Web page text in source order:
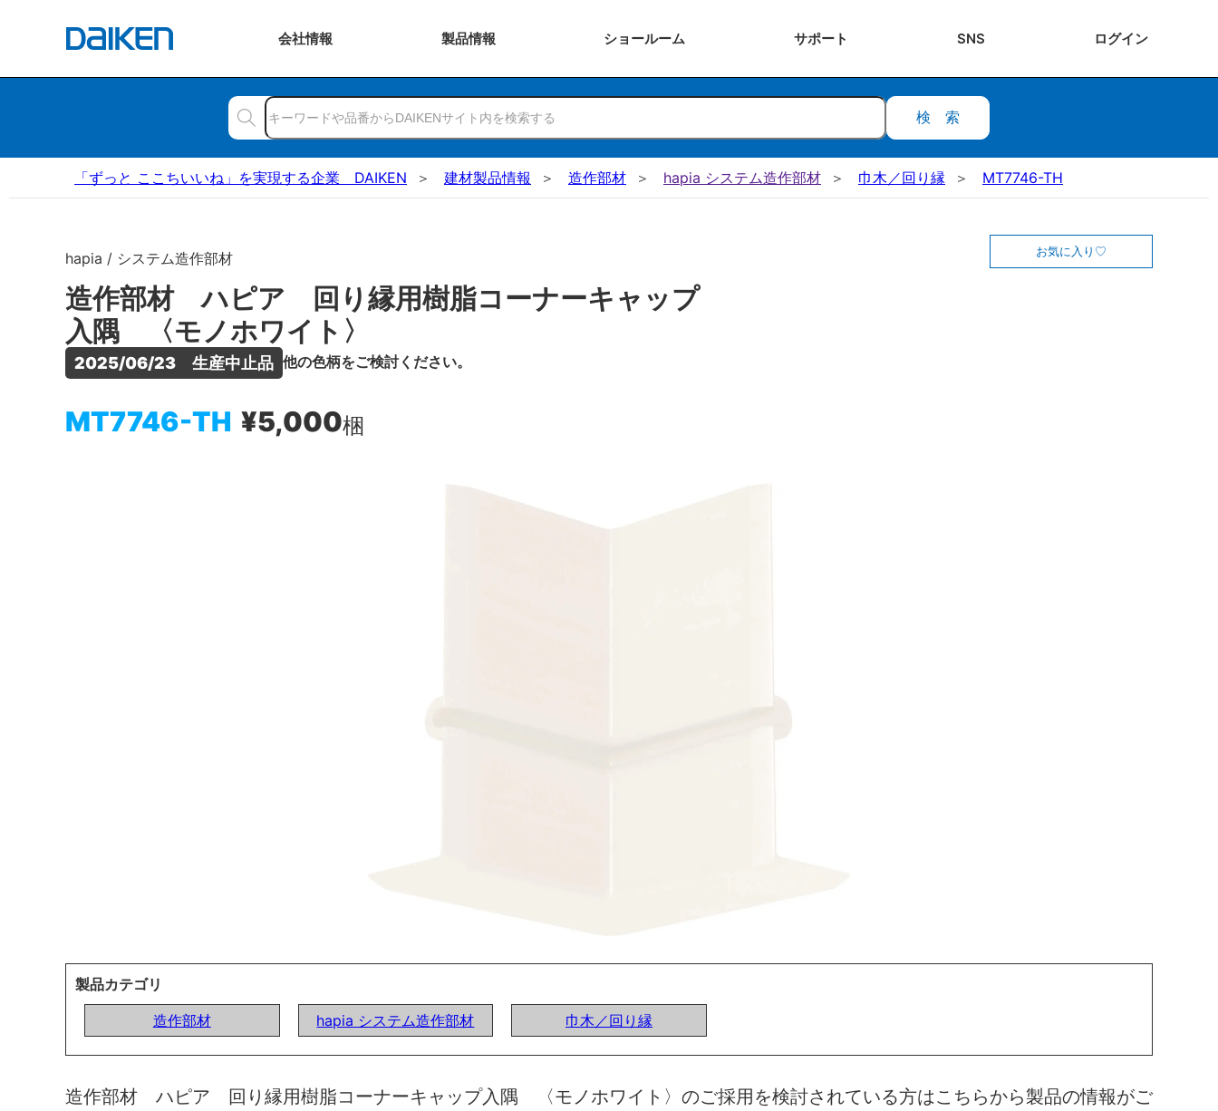
会社情報 製品情報 ショールーム サポート SNS ログイン
検索
「ずっと ここちいいね」を実現する企業 DAIKEN 建材製品情報 造作部材 hapia システム造作部材 巾木／回り縁 MT7746-TH
hapia / システム造作部材
造作部材 ハピア 回り縁用樹脂コーナーキャップ
入隅 〈モノホワイト〉
2025/06/23　生産中止品 他の色柄をご検討ください。
MT7746-TH ¥5,000梱
お気に入り
製品カテゴリ
造作部材
hapia システム造作部材 巾木／回り縁
造作部材 ハピア 回り縁用樹脂コーナーキャップ入隅 〈モノホワイト〉のご採用を検討されている方はこちらから製品の情報がご